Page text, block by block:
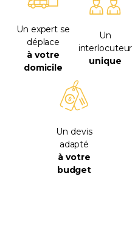
Un expert se
déplace
à votre
domicile
Un
interlocuteur
unique
Un devis
adapté
à votre
budget